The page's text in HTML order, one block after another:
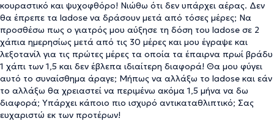
κουραστικό και ψυχοφθόρο! Νιώθω ότι δεν υπάρχει αέρας. Δεν
θα έπρεπε τα ladose να δράσουν μετά από τόσες μέρες; Να
προσθέσω πως ο γιατρός μου αύξησε τη δόση του ladose σε 2
χάπια ημερησίως μετά από τις 30 μέρες και μου έγραψε και
λεξοτανίλ για τις πρώτες μέρες τα οποία τα έπαιρνα πρωί βράδυ
1 χάπι των 1,5 και δεν έβλεπα ιδιαίτερη διαφορά! Θα μου φύγει
αυτό το συναίσθημα άραγε; Μήπως να αλλάξω το ladose και εάν
το αλλάξω θα χρειαστεί να περιμένω ακόμα 1,5 μήνα να δω
διαφορά; Υπάρχει κάποιο πιο ισχυρό αντικαταθλιπτικό; Σας
ευχαριστώ εκ των προτέρων!